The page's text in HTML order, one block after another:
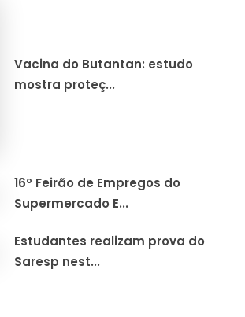
Vacina do Butantan: estudo
mostra proteç...
16º Feirão de Empregos do
Supermercado E...
Estudantes realizam prova do
Saresp nest...